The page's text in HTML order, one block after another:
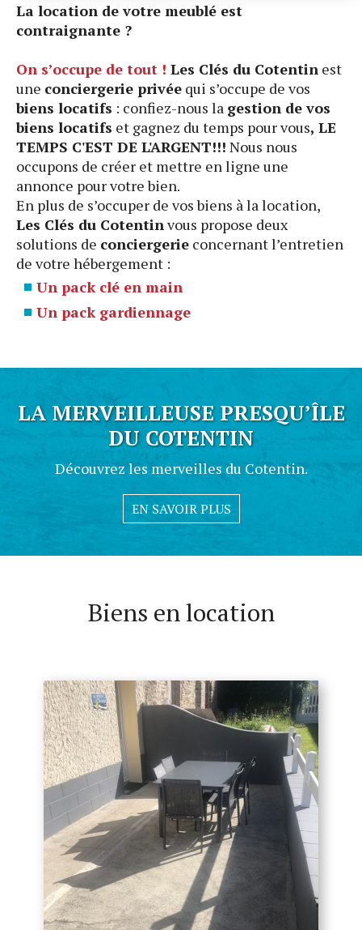
BARNEVILLE PLAGE
PORT DE DIELETTELes Marché locaux
DIRECTION LES ILES ANGLO
NORMANDES
Voir l'actualité
GOLF UTAH BEACH
Les magnifiques plages de la
Manche à découvrir
Voir l'actualité
Normandie Tourisme
Quoi faire à Barneville Carteret
La maison du biscuit
RÉSERVER EN DIRECT SUR NOTRE SITE OU
PAR TÉLÉPHONE ?
Voir l'actualité
La location de votre meublé est
contraignante ?
On s’occupe de tout ! Les Clés du Cotentin est
une conciergerie privée qui s’occupe de vos
biens locatifs : confiez-nous la gestion de vos
biens locatifs et gagnez du temps pour vous, LE
TEMPS C'EST DE L'ARGENT!!! Nous nous
occupons de créer et mettre en ligne une
annonce pour votre bien.
En plus de s’occuper de vos biens à la location,
Les Clés du Cotentinvous propose deux
solutions de conciergerie concernant l’entretien
de votre hébergement :
Un pack clé en main
Un pack gardiennage
LA MERVEILLEUSE PRESQU’ÎLE
DU COTENTIN
Découvrez les merveilles du Cotentin.
EN SAVOIR PLUS
Biens en location